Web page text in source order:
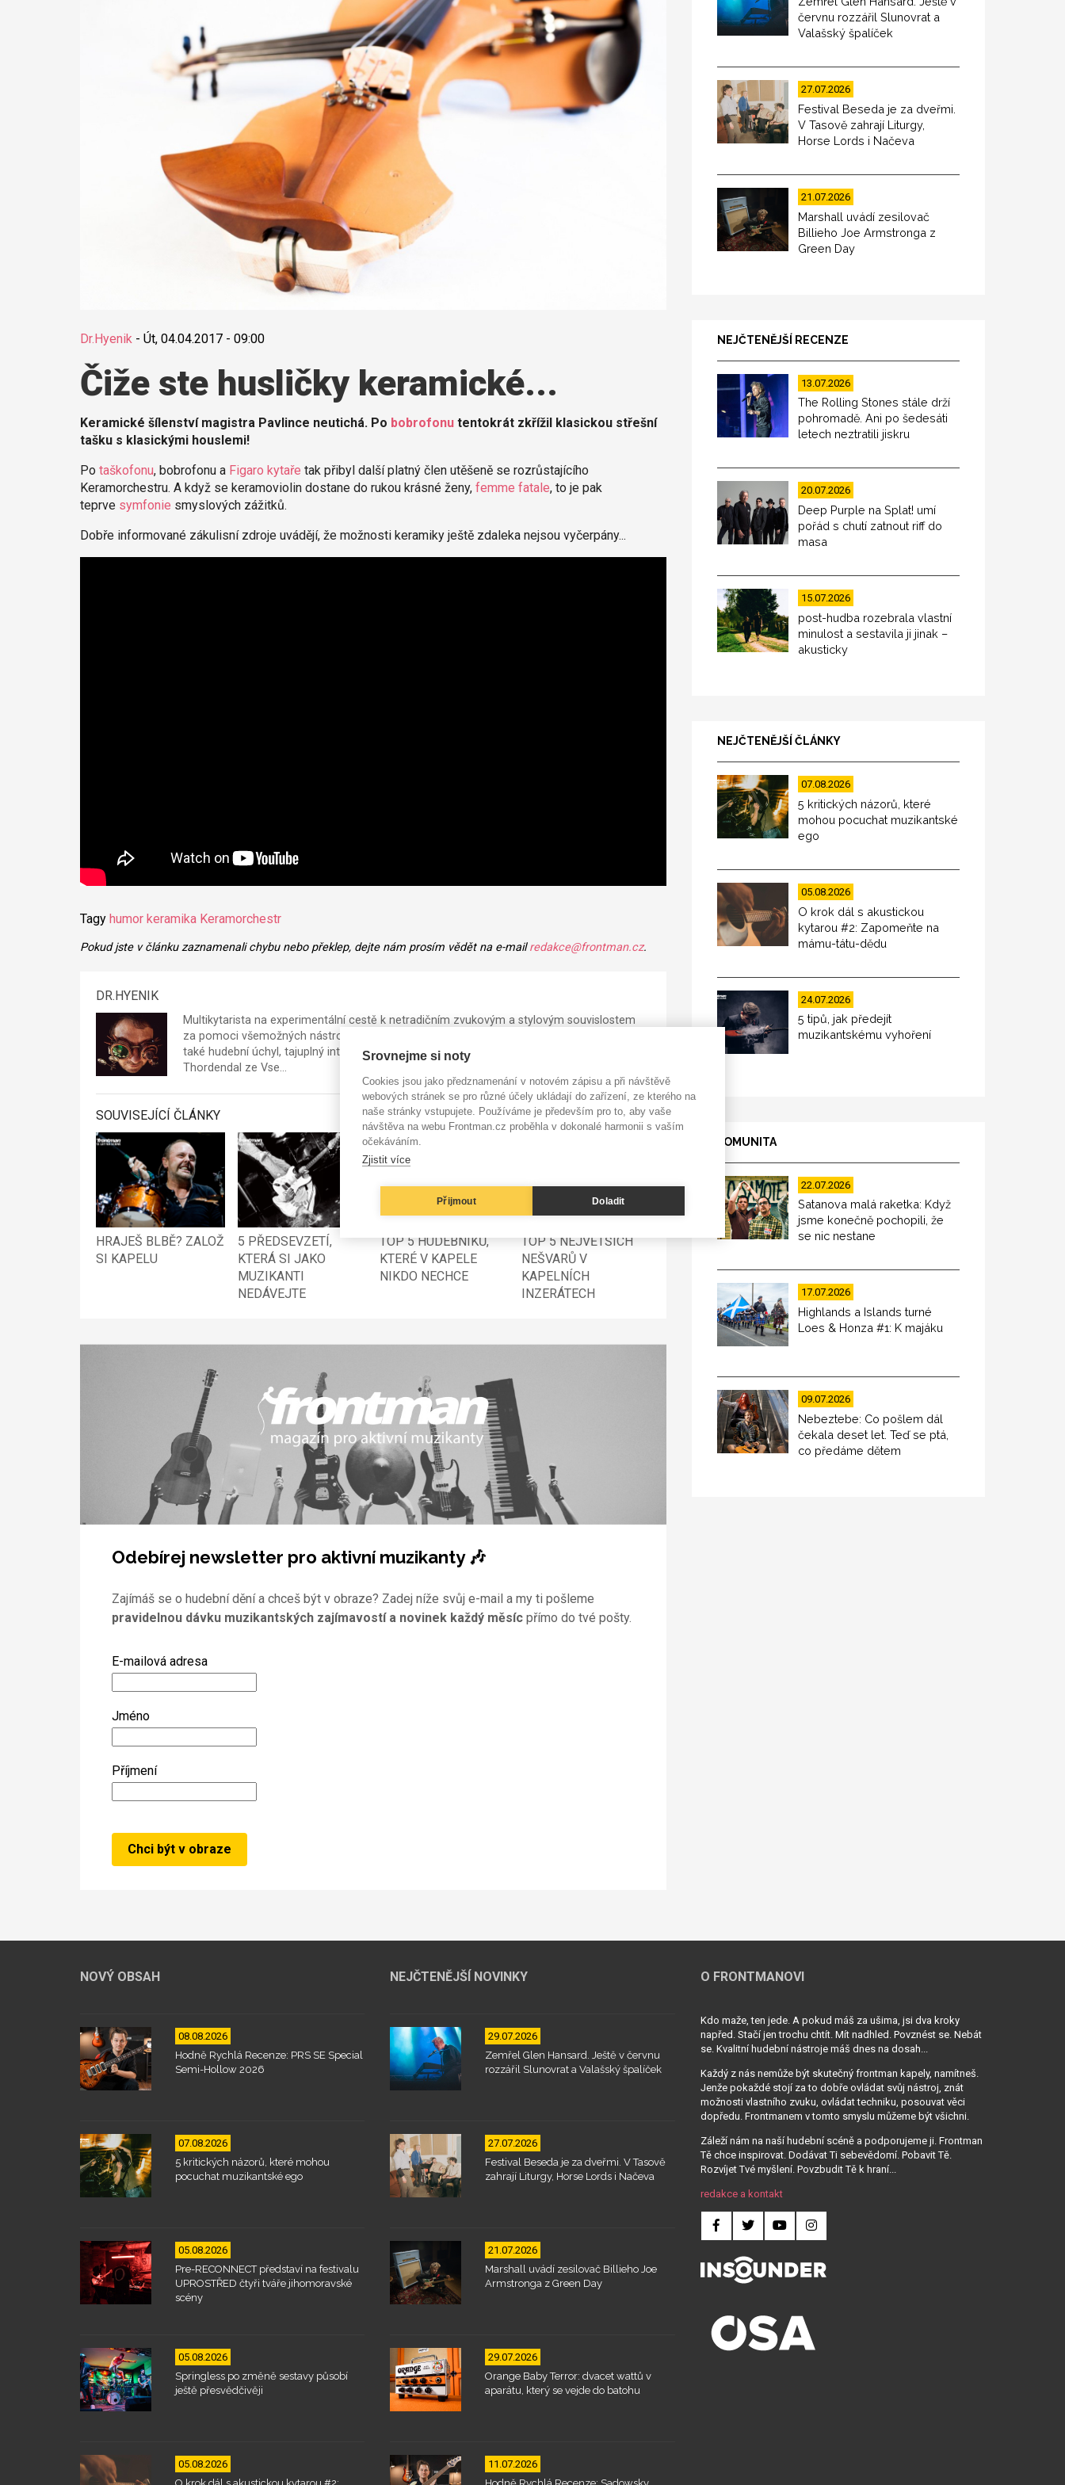
Dr.Hyenik - Út, 04.04.2017 - 09:00
Čiže ste husličky keramické...
Keramické šílenství magistra Pavlince neutichá. Po bobrofonutentokrát zkřížil klasickou střešní
tašku s klasickými houslemi!
Po taškofonu, bobrofonu a Figaro kytaře tak přibyl další platný člen utěšeně se rozrůstajícího
Keramorchestru. A když se keramoviolin dostane do rukou krásné ženy, femme fatale, to je pak
teprve symfonie smyslových zážitků.
Dobře informované zákulisní zdroje uvádějí, že možnosti keramiky ještě zdaleka nejsou vyčerpány...
Tagy humor keramika Keramorchestr
Pokud jste v článku zaznamenali chybu nebo překlep, dejte nám prosím vědět na e-mailredakce@frontman.cz.
DR.HYENIK
Multikytarista na experimentální cestě k netradičním zvukovým a stylovým souvislostem
za pomoci všemožných nástrojů, technik i obskurních pomůcek... Dle magazínu Whiplash
také hudební úchyl, tajuplný intelektuál s vizáží přerostlého Harryho Pottera, akustický
Thordendal ze Vse…
SOUVISEJÍCÍ ČLÁNKY
HRAJEŠ BLBĚ? ZALOŽ
SI KAPELU
5 PŘEDSEVZETÍ,
KTERÁ SI JAKO
MUZIKANTI
NEDÁVEJTE
TOP 5 HUDEBNÍKŮ,
KTERÉ V KAPELE
NIKDO NECHCE
TOP 5 NEJVĚTŠÍCH
NEŠVARŮ V
KAPELNÍCH
INZERÁTECH
Odebírej newsletter pro aktivní muzikanty 🎶
Zajímáš se o hudební dění a chceš být v obraze? Zadej níže svůj e-mail a my ti pošleme
pravidelnou dávku muzikantských zajímavostí a novinek každý měsícpřímo do tvé pošty.
E-mailová adresa
Jméno
Příjmení
červnu rozzářil Slunovrat a
Valašský špalíček
27.07.2026
Festival Beseda je za dveřmi.
V Tasově zahrají Liturgy,
Horse Lords i Načeva
21.07.2026
Marshall uvádí zesilovač
Billieho Joe Armstronga z
Green Day
NEJČTENĚJŠÍ RECENZE
13.07.2026
The Rolling Stones stále drží
pohromadě. Ani po šedesáti
letech neztratili jiskru
20.07.2026
Deep Purple na Splat! umí
pořád s chutí zatnout riff do
masa
15.07.2026
post-hudba rozebrala vlastní
minulost a sestavila ji jinak –
akusticky
NEJČTENĚJŠÍ ČLÁNKY
07.08.2026
5 kritických názorů, které
mohou pocuchat muzikantské
ego
05.08.2026
O krok dál s akustickou
kytarou #2: Zapomeňte na
mámu-tátu-dědu
24.07.2026
5 tipů, jak předejít
muzikantskému vyhoření
KOMUNITA
22.07.2026
Satanova malá raketka: Když
jsme konečně pochopili, že
se nic nestane
17.07.2026
Highlands a Islands turné
Loes & Honza #1: K majáku
09.07.2026
Nebeztebe: Co pošlem dál
čekala deset let. Teď se ptá,
co předáme dětem
NOVÝ OBSAH
08.08.2026
Hodně Rychlá Recenze: PRS SE Special
Semi-Hollow 2026
07.08.2026
5 kritických názorů, které mohou
pocuchat muzikantské ego
05.08.2026
Pre-RECONNECT představí na festivalu
UPROSTŘED čtyři tváře jihomoravské
scény
05.08.2026
Springless po změně sestavy působí
ještě přesvědčivěji
05.08.2026
NEJČTENĚJŠÍ NOVINKY
29.07.2026
Zemřel Glen Hansard. Ještě v červnu
rozzářil Slunovrat a Valašský špalíček
27.07.2026
Festival Beseda je za dveřmi. V Tasově
zahrají Liturgy, Horse Lords i Načeva
21.07.2026
Marshall uvádí zesilovač Billieho Joe
Armstronga z Green Day
29.07.2026
Orange Baby Terror: dvacet wattů v
aparátu, který se vejde do batohu
11.07.2026
O FRONTMANOVI
Kdo maže, ten jede. A pokud máš za ušima, jsi dva kroky
napřed. Stačí jen trochu chtít. Mít nadhled. Povznést se. Nebát
se. Kvalitní hudební nástroje máš dnes na dosah...
Každý z nás nemůže být skutečný frontman kapely, namítneš.
Jenže pokaždé stojí za to dobře ovládat svůj nástroj, znát
možnosti vlastního zvuku, ovládat techniku, posouvat věci
dopředu. Frontmanem v tomto smyslu můžeme být všichni.
Záleží nám na naší hudební scéně a podporujeme ji. Frontman
Tě chce inspirovat. Dodávat Ti sebevědomí. Pobavit Tě.
Rozvíjet Tvé myšlení. Povzbudit Tě k hraní...
redakce a kontakt
Srovnejme si noty
Cookies jsou jako předznamenání v notovém zápisu a při návštěvě
webových stránek se pro různé účely ukládají do zařízení, ze kterého na
naše stránky vstupujete. Používáme je především pro to, aby vaše
návštěva na webu Frontman.cz proběhla v dokonalé harmonii s vaším
očekáváním.
Zjistit více
Přijmout Doladit